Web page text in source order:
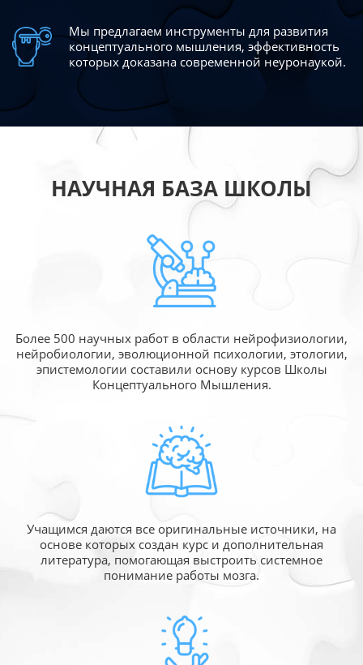
Мы предлагаем инструменты для развития
концептуального мышления, эффективность
которых доказана современной неуронаукой.
НАУЧНАЯ БАЗА ШКОЛЫ
Более 500 научных работ в области нейрофизиологии,
нейробиологии, эволюционной психологии, этологии,
эпистемологии составили основу курсов Школы
Концептуального Мышления.
Учащимся даются все оригинальные источники, на
основе которых создан курс и дополнительная
литература, помогающая выстроить системное
понимание работы мозга.